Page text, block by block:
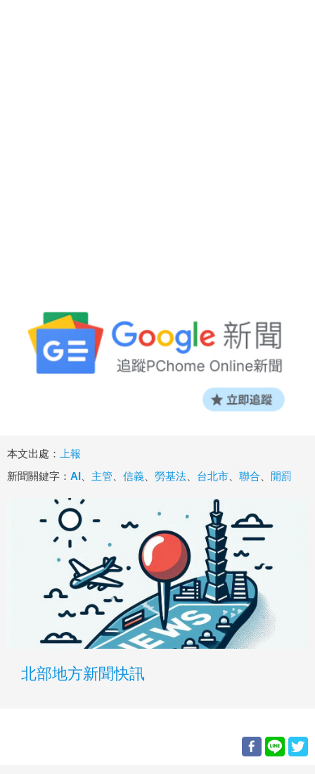
本文出處：
上報
新聞關鍵字： AI 主管 信義 勞基法 台北市 聯合 開罰
北部地方新聞快訊